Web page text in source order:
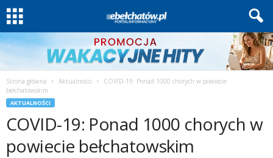
Strona główna Aktualności
COVID-19: Ponad 1000 chorych w powiecie
bełchatowskim
AKTUALNOŚCI
COVID-19: Ponad 1000 chorych w
powiecie bełchatowskim